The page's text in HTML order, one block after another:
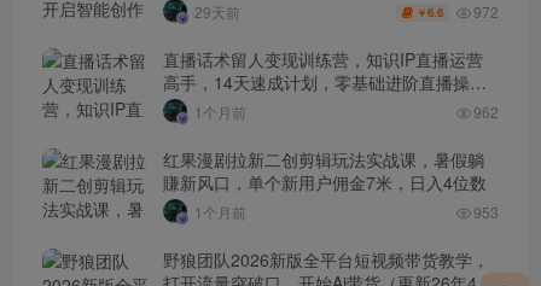
29天前 ￥6.6 972
直播话术留人变现训练营，知识IP直播运营
高手，14天速成计划，零基础进阶直播操盘
手
1个月前 962
红果漫剧拉新二创剪辑玩法实战课，暑假躺
賺新风口，单个新用户佣金7米，日入4位数
1个月前 953
野狼团队2026新版全平台短视频带货教学，